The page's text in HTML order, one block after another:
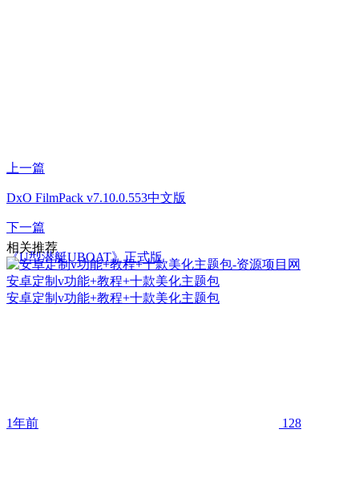
上一篇
DxO FilmPack v7.10.0.553中文版
下一篇
《U型潜艇UBOAT》正式版
相关推荐
安卓定制v功能+教程+十款美化主题包
安卓定制v功能+教程+十款美化主题包
1年前 128